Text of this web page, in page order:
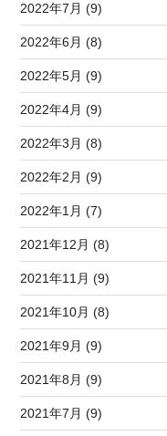
2022年7月 (9)
2022年6月 (8)
2022年5月 (9)
2022年4月 (9)
2022年3月 (8)
2022年2月 (9)
2022年1月 (7)
2021年12月 (8)
2021年11月 (9)
2021年10月 (8)
2021年9月 (9)
2021年8月 (9)
2021年7月 (9)